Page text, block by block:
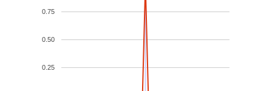
0.25
0.50
0.75